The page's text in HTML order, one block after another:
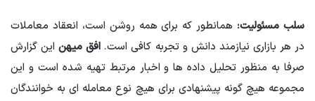
سلب مسئولیت: همانطور که برای همه روشن است، انعقاد معاملات
در هر بازاری نیازمند دانش و تجربه کافی است. افق میهن این گزارش
صرفا به منظور تحلیل داده ها و اخبار مرتبط تهیه شده است و این
مجموعه هیچ گونه پیشنهادی برای هیچ نوع معامله ای به خوانندگان